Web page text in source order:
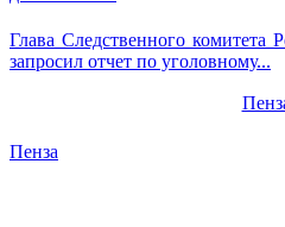
Глава Следственного комитета
запросил отчет по уголовному...
Пенза